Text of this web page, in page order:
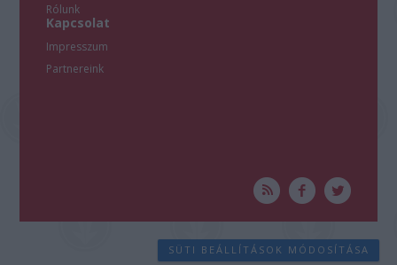
Rólunk
Kapcsolat
Impresszum
Partnereink
SÜTI BEÁLLÍTÁSOK MÓDOSÍTÁSA